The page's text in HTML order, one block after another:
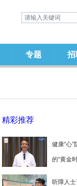
专题 招
精彩推荐
健康“心
的“黄金
听障人士